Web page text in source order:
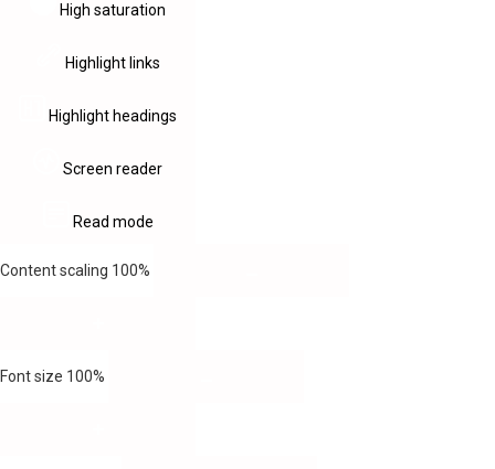
High saturation
Highlight links
Highlight headings
Screen reader
Read mode
Content scaling 100%
Font size 100%